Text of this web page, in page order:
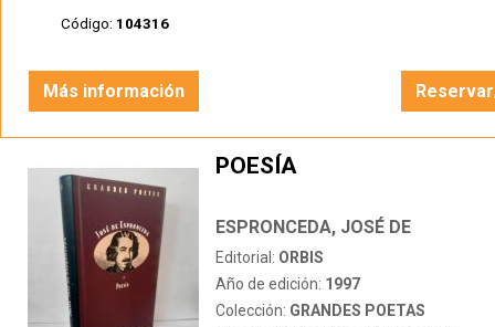
Código: 104316
Más información
POESÍA
ESPRONCEDA, JOSÉ DE
Editorial: ORBIS
Año de edición: 1997
Colección: GRANDES POETAS